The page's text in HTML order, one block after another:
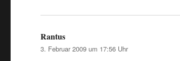
Rantus
3. Februar 2009 um 17:56 Uhr